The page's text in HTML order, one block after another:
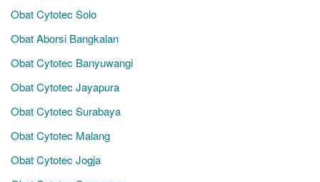
Obat Cytotec Solo
Obat Aborsi Bangkalan
Obat Cytotec Banyuwangi
Obat Cytotec Jayapura
Obat Cytotec Surabaya
Obat Cytotec Malang
Obat Cytotec Jogja